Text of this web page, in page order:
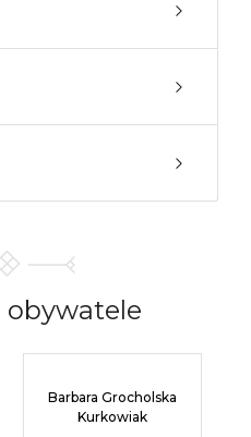
obywatele
Barbara Grocholska
Kurkowiak